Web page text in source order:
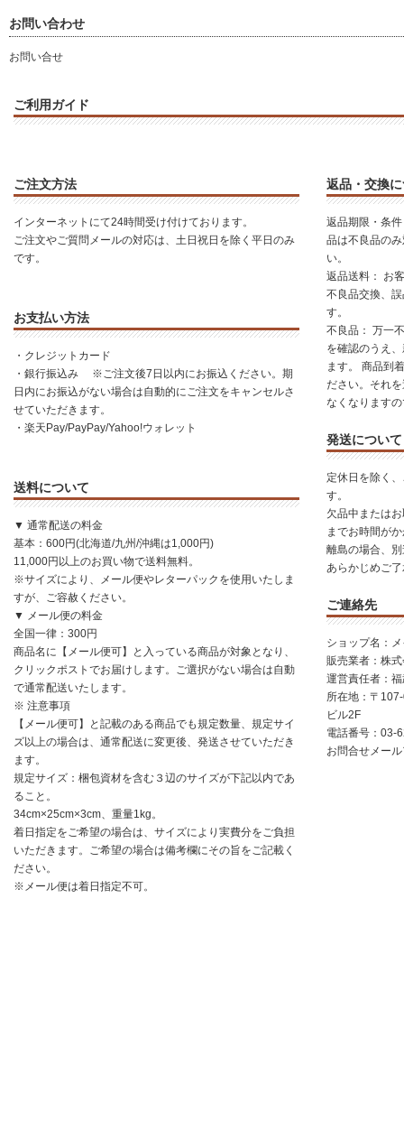
お問い合わせ
お問い合せ
ご利用ガイド
ご注文方法
インターネットにて24時間受け付けております。
ご注文やご質問メールの対応は、土日祝日を除く平日のみ
です。
お支払い方法
・クレジットカード
・銀行振込み ※ご注文後7日以内にお振込ください。期
日内にお振込がない場合は自動的にご注文をキャンセルさ
せていただきます。
・楽天Pay/PayPay/Yahoo!ウォレット
送料について
▼ 通常配送の料金
基本：600円(北海道/九州/沖縄は1,000円)
11,000円以上のお買い物で送料無料。
※サイズにより、メール便やレターパックを使用いたしま
すが、ご容赦ください。
▼ メール便の料金
全国一律：300円
商品名に【メール便可】と入っている商品が対象となり、
クリックポストでお届けします。ご選択がない場合は自動
で通常配送いたします。
※ 注意事項
【メール便可】と記載のある商品でも規定数量、規定サイ
ズ以上の場合は、通常配送に変更後、発送させていただき
ます。
規定サイズ：梱包資材を含む３辺のサイズが下記以内であ
ること。
34cm×25cm×3cm、重量1kg。
着日指定をご希望の場合は、サイズにより実費分をご負担
いただきます。ご希望の場合は備考欄にその旨をご記載く
ださい。
※メール便は着日指定不可。
返品・交換
返品期限・条
品は不良品の
い。
返品送料： お
不良品交換、
す。
不良品： 万一
を確認のうえ
ます。 商品到
ださい。それ
なくなります
発送について
定休日を除く
す。
欠品中または
までお時間が
離島の場合、
あらかじめご
ご連絡先
ショップ名：
販売業者：株
運営責任者：
所在地：〒
ビル2F
電話番号： 03-
お問合せメー